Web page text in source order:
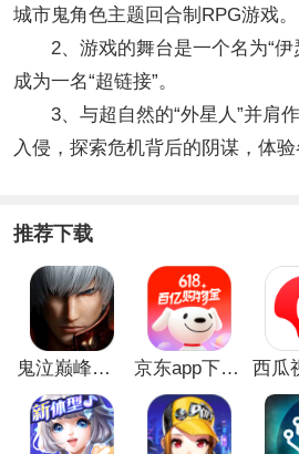
城市鬼角色主题回合制RPG游戏。
2、游戏的舞台是一个名为“伊
成为一名“超链接”。
3、与超自然的“外星人”并肩
入侵，探索危机背后的阴谋，体验
推荐下载
鬼泣巅峰之战最新破解版 京东app下载安装